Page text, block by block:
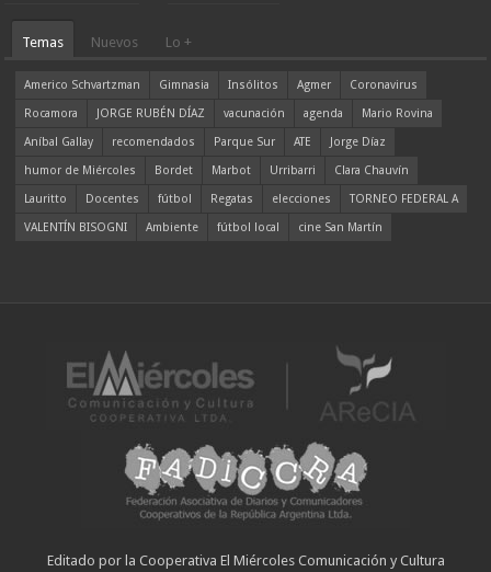
Temas Nuevos Lo +
Americo Schvartzman Gimnasia Insólitos Agmer
Coronavirus
Rocamora
JORGE RUBÉN DÍAZ vacunación agenda
Mario Rovina
Aníbal Gallay
recomendados Parque Sur ATE
Jorge Díaz
humor de Miércoles
Bordet Marbot Urribarri
Clara Chauvín
Lauritto
Docentes fútbol Regatas elecciones
TORNEO FEDERAL A
VALENTÍN BISOGNI
Ambiente fútbol local cine San Martín
Editado por la Cooperativa El Miércoles Comunicación y Cultura